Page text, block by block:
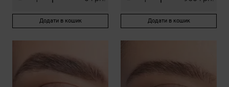
Додати в кошик Додати в кошик